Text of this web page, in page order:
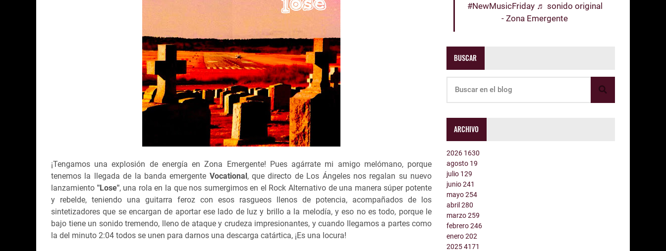
¡Tengamos una explosión de energía en Zona Emergente! Pues agárrate mi amigo melómano, porque
tenemos la llegada de la banda emergente Vocational, que directo de Los Ángeles nos regalan su nuevo
lanzamiento "Lose", una rola en la que nos sumergimos en el Rock Alternativo de una manera súper potente
y rebelde, teniendo una guitarra feroz con esos rasgueos llenos de potencia, acompañados de los
sintetizadores que se encargan de aportar ese lado de luz y brillo a la melodía, y eso no es todo, porque le
bajo tiene un sonido tremendo, lleno de ataque y crudeza impresionantes, y cuando llegamos a partes como
la del minuto 2:04 todos se unen para darnos una descarga catártica, ¡Es una locura!
#NewMusicFriday ♬ sonido original
- Zona Emergente
BUSCAR
ARCHIVO
2026 1630
agosto 19
julio 129
junio241
mayo254
abril280
marzo259
febrero246
enero202
20254171